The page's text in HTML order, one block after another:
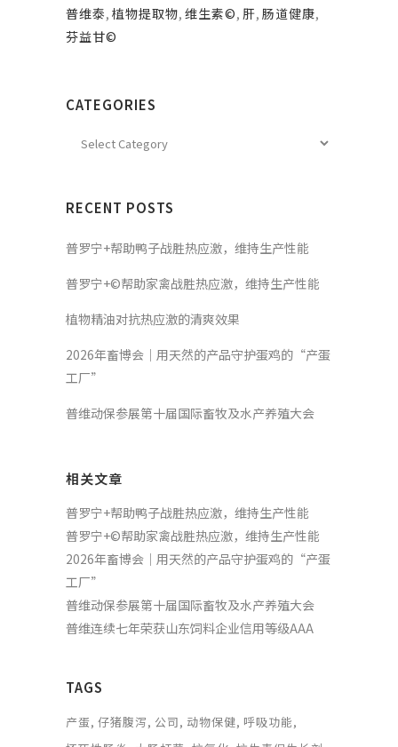
普维泰, 植物提取物, 维生素©, 肝, 肠道健康,
芬益甘©
CATEGORIES
RECENT POSTS
普罗宁+帮助鸭子战胜热应激，维持生产性能
普罗宁+©帮助家禽战胜热应激，维持生产性能
植物精油对抗热应激的清爽效果
2026年畜博会｜用天然的产品守护蛋鸡的“产蛋
工厂”
普维动保参展第十届国际畜牧及水产养殖大会
相关文章
普罗宁+帮助鸭子战胜热应激，维持生产性能
普罗宁+©帮助家禽战胜热应激，维持生产性能
2026年畜博会｜用天然的产品守护蛋鸡的“产蛋
工厂”
普维动保参展第十届国际畜牧及水产养殖大会
普维连续七年荣获山东饲料企业信用等级AAA
TAGS
产蛋 仔猪腹泻 公司 动物保健 呼吸功能